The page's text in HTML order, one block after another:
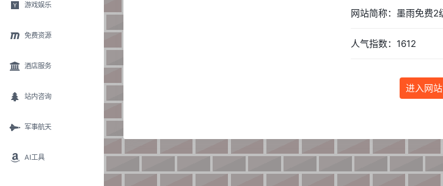
游戏娱乐
免费资源
酒店服务
站内咨询
军事航天
AI工具
人气指数：1612
进入网站